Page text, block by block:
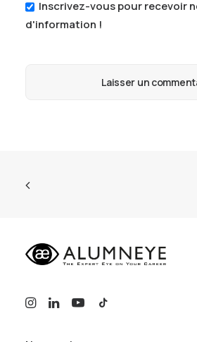
Inscrivez-vous pour recevoir
d'information !